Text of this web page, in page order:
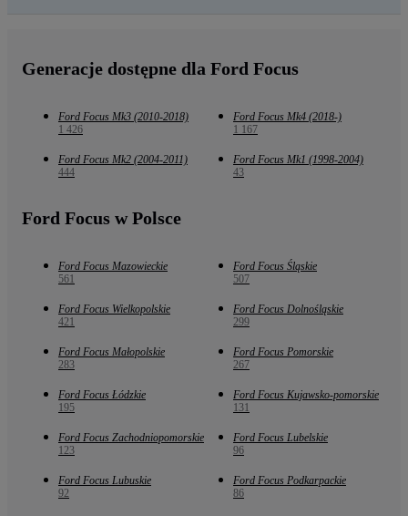
Generacje dostępne dla Ford Focus
Ford Focus Mk3 (2010-2018)
1 426
Ford Focus Mk4 (2018-)
1 167
Ford Focus Mk2 (2004-2011)
444
Ford Focus Mk1 (1998-2004)
43
Ford Focus w Polsce
Ford Focus Mazowieckie
561
Ford Focus Śląskie
507
Ford Focus Wielkopolskie
421
Ford Focus Dolnośląskie
299
Ford Focus Małopolskie
283
Ford Focus Pomorskie
267
Ford Focus Łódzkie
195
Ford Focus Kujawsko-pomorskie
131
Ford Focus Zachodniopomorskie
123
Ford Focus Lubelskie
96
Ford Focus Lubuskie
92
Ford Focus Podkarpackie
86